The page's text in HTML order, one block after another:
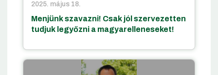
2025. május 18.
Menjünk szavazni! Csak jól szervezetten
tudjuk legyőzni a magyarelleneseket!